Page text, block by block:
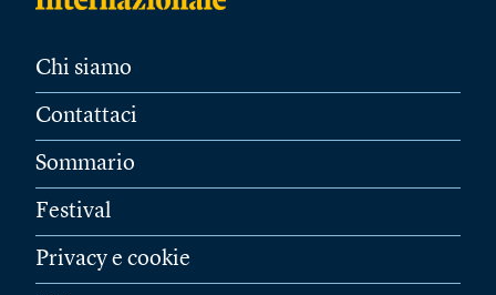
Chi siamo
Contattaci
Sommario
Festival
Privacy e cookie